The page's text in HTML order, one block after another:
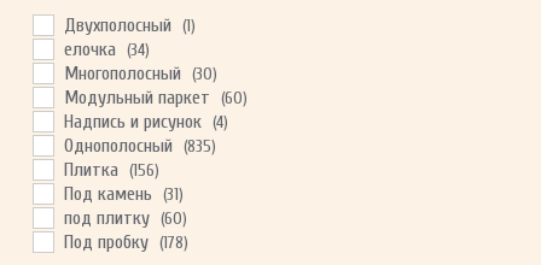
Под доску (51)
Под камень
Под камень, Под мраморную плитку
Под камень, Под плитку
Под мраморную плитку
Под плитку (23)
Пробковый шпон
С надписями (3)
с рисунком (3)
Художественный паркет
Двухполосный
(1)
елочка (34)
Многополосный (30)
Модульный паркет (60)
Надпись и рисунок (4)
Однополосный (835)
Плитка (156)
Под камень (31)
под плитку (60)
Под пробку (178)